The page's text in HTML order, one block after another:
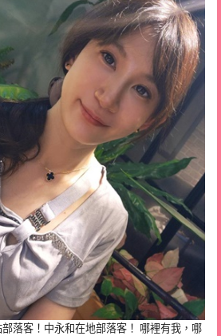
落客！中永和在地部落客！ 哪裡有我，哪